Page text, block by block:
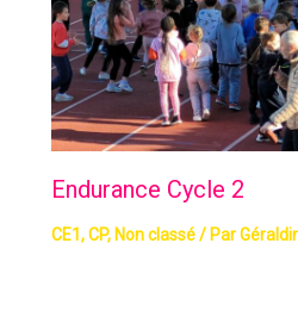
Endurance Cycle 2
CE1,CP,Non classé/ Par